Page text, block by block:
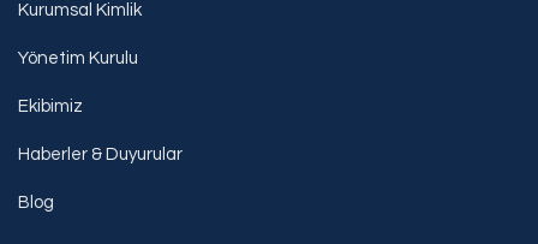
Kurumsal Kimlik
Yönetim Kurulu
Ekibimiz
Haberler & Duyurular
Blog